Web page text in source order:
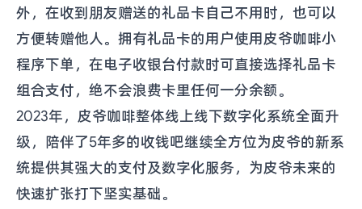
外，在收到朋友赠送的礼品卡自己不用时，也可以
方便转赠他人。拥有礼品卡的用户使用皮爷咖啡小
程序下单，在电子收银台付款时可直接选择礼品卡
组合支付，绝不会浪费卡里任何一分余额。
2023年，皮爷咖啡整体线上线下数字化系统全面升
级，陪伴了5年多的收钱吧继续全方位为皮爷的新系
统提供其强大的支付及数字化服务，为皮爷未来的
快速扩张打下坚实基础。